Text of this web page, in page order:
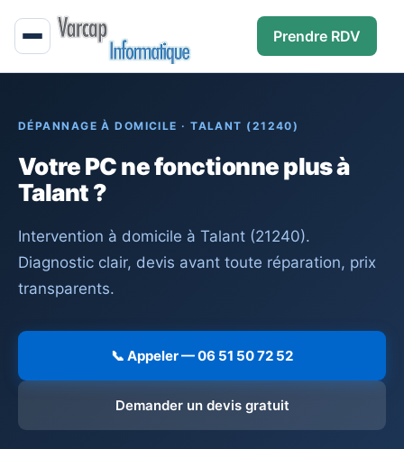
Prendre RDV
DÉPANNAGE À DOMICILE · TALANT (21240)
Votre PC ne fonctionne plus à
Talant ?
Intervention à domicile à Talant (21240).
Diagnostic clair, devis avant toute réparation, prix
transparents.
📞 Appeler — 06 51 50 72 52
Demander un devis gratuit